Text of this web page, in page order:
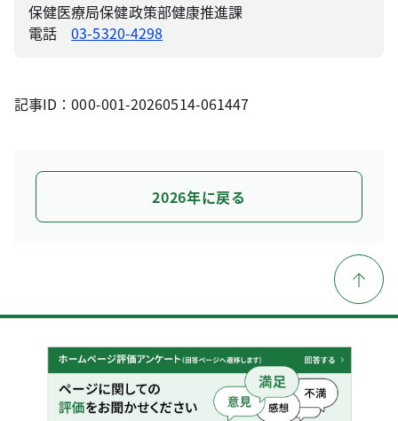
保健医療局保健政策部健康推進課
電話03-5320-4298
記事ID：000-001-20260514-061447
2026年に戻る